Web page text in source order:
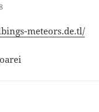
meteors.de.tl/